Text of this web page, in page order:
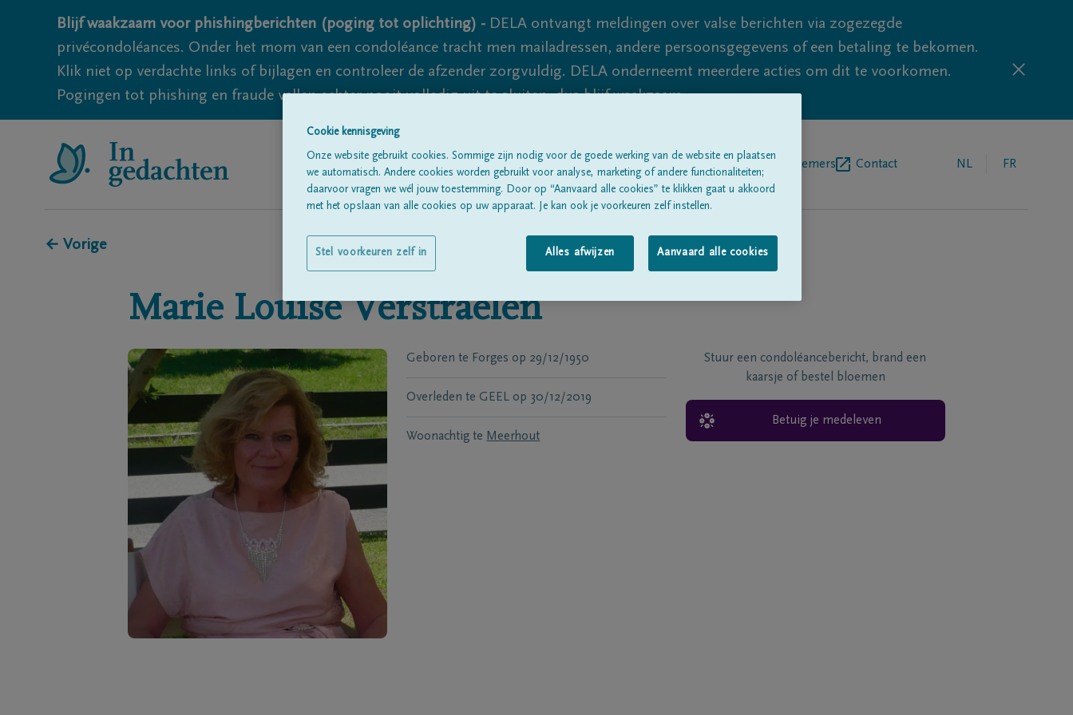
Blijf waakzaam voor phishingberichten (poging tot oplichting) - DELA ontvangt meldingen over valse berichten via zogezegde
privécondoléances. Onder het mom van een condoléance tracht men mailadressen, andere persoonsgegevens of een betaling te bekomen.
Klik niet op verdachte links of bijlagen en controleer de afzender zorgvuldig. DELA onderneemt meerdere acties om dit te voorkomen.
Pogingen tot phishing en fraude vallen echter nooit volledig uit te sluiten, dus blijf waakzaam.
Alle rouwberichten Over ons Begrafenisondernemers Contact NL FR
← Vorige
Marie Louise Verstraelen
Geboren te Forges op 29/12/1950
Overleden te GEEL op 30/12/2019
Woonachtig te Meerhout
Stuur een condoléancebericht, brand een
kaarsje of bestel bloemen
Betuig je medeleven
Cookie kennisgeving
Onze website gebruikt cookies. Sommige zijn nodig voor de goede werking van de website en plaatsen
we automatisch. Andere cookies worden gebruikt voor analyse, marketing of andere functionaliteiten;
daarvoor vragen we wél jouw toestemming. Door op “Aanvaard alle cookies” te klikken gaat u akkoord
met het opslaan van alle cookies op uw apparaat. Je kan ook je voorkeuren zelf instellen.
Alles afwijzen Aanvaard alle cookies
Stel voorkeuren zelf in